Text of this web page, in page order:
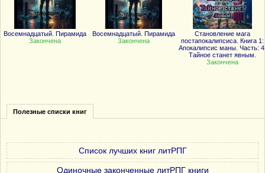
Восемнадцатый. Пирамида
Закончена
Восемнадцатый. Пирамида
Закончена
Становление мага
постапокалипсиса. Книга 1:
Апокалипсис маны. Часть:
Тайное станет явным.
Закончена
Полезные списки книг
Список лучших книг литРПГ
Одиночные законченные литРПГ книги